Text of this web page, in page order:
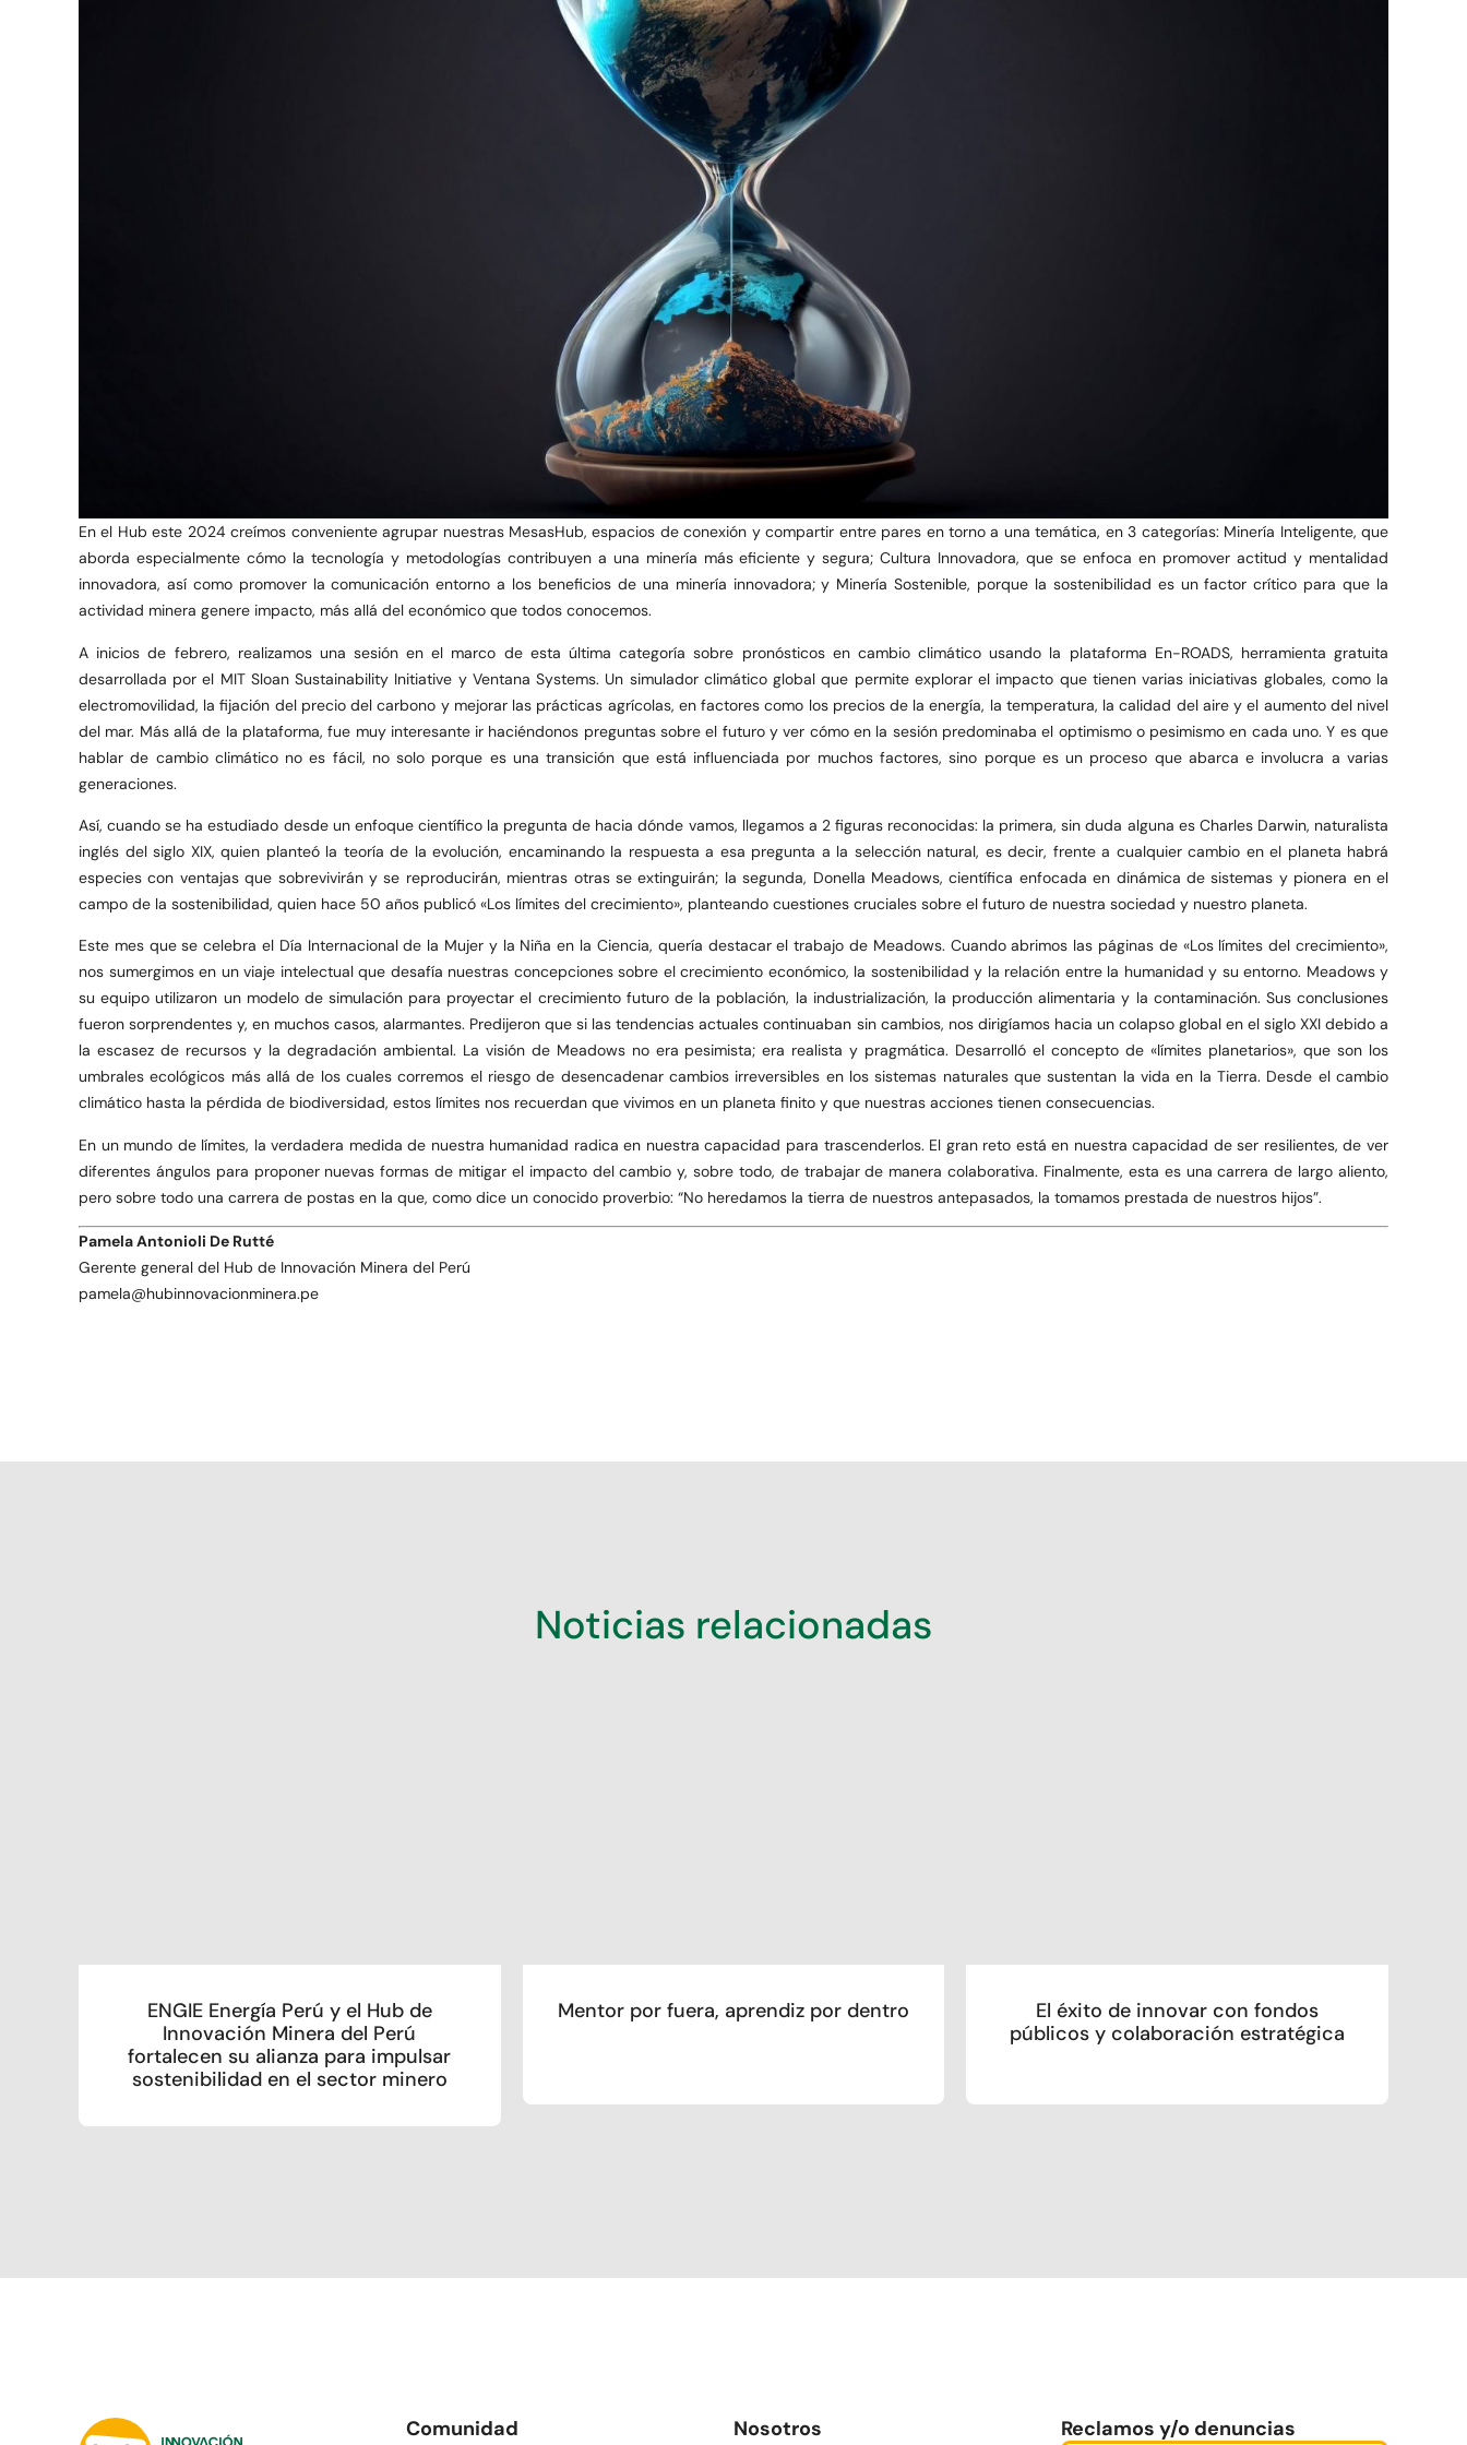
En el Hub este 2024 creímos conveniente agrupar nuestras MesasHub, espacios de conexión y compartir entre pares en torno a una temática, en 3 categorías: Minería Inteligente, que
aborda especialmente cómo la tecnología y metodologías contribuyen a una minería más eficiente y segura; Cultura Innovadora, que se enfoca en promover actitud y mentalidad
innovadora, así como promover la comunicación entorno a los beneficios de una minería innovadora; y Minería Sostenible, porque la sostenibilidad es un factor crítico para que la
actividad minera genere impacto, más allá del económico que todos conocemos.
A inicios de febrero, realizamos una sesión en el marco de esta última categoría sobre pronósticos en cambio climático usando la plataforma En-ROADS, herramienta gratuita
desarrollada por el MIT Sloan Sustainability Initiative y Ventana Systems. Un simulador climático global que permite explorar el impacto que tienen varias iniciativas globales, como la
electromovilidad, la fijación del precio del carbono y mejorar las prácticas agrícolas, en factores como los precios de la energía, la temperatura, la calidad del aire y el aumento del nivel
del mar. Más allá de la plataforma, fue muy interesante ir haciéndonos preguntas sobre el futuro y ver cómo en la sesión predominaba el optimismo o pesimismo en cada uno. Y es que
hablar de cambio climático no es fácil, no solo porque es una transición que está influenciada por muchos factores, sino porque es un proceso que abarca e involucra a varias
generaciones.
Así, cuando se ha estudiado desde un enfoque científico la pregunta de hacia dónde vamos, llegamos a 2 figuras reconocidas: la primera, sin duda alguna es Charles Darwin, naturalista
inglés del siglo XIX, quien planteó la teoría de la evolución, encaminando la respuesta a esa pregunta a la selección natural, es decir, frente a cualquier cambio en el planeta habrá
especies con ventajas que sobrevivirán y se reproducirán, mientras otras se extinguirán; la segunda, Donella Meadows, científica enfocada en dinámica de sistemas y pionera en el
campo de la sostenibilidad, quien hace 50 años publicó «Los límites del crecimiento», planteando cuestiones cruciales sobre el futuro de nuestra sociedad y nuestro planeta.
Este mes que se celebra el Día Internacional de la Mujer y la Niña en la Ciencia, quería destacar el trabajo de Meadows. Cuando abrimos las páginas de «Los límites del crecimiento»,
nos sumergimos en un viaje intelectual que desafía nuestras concepciones sobre el crecimiento económico, la sostenibilidad y la relación entre la humanidad y su entorno. Meadows y
su equipo utilizaron un modelo de simulación para proyectar el crecimiento futuro de la población, la industrialización, la producción alimentaria y la contaminación. Sus conclusiones
fueron sorprendentes y, en muchos casos, alarmantes. Predijeron que si las tendencias actuales continuaban sin cambios, nos dirigíamos hacia un colapso global en el siglo XXI debido a
la escasez de recursos y la degradación ambiental. La visión de Meadows no era pesimista; era realista y pragmática. Desarrolló el concepto de «límites planetarios», que son los
umbrales ecológicos más allá de los cuales corremos el riesgo de desencadenar cambios irreversibles en los sistemas naturales que sustentan la vida en la Tierra. Desde el cambio
climático hasta la pérdida de biodiversidad, estos límites nos recuerdan que vivimos en un planeta finito y que nuestras acciones tienen consecuencias.
En un mundo de límites, la verdadera medida de nuestra humanidad radica en nuestra capacidad para trascenderlos. El gran reto está en nuestra capacidad de ser resilientes, de ver
diferentes ángulos para proponer nuevas formas de mitigar el impacto del cambio y, sobre todo, de trabajar de manera colaborativa. Finalmente, esta es una carrera de largo aliento,
pero sobre todo una carrera de postas en la que, como dice un conocido proverbio: “No heredamos la tierra de nuestros antepasados, la tomamos prestada de nuestros hijos”.
Pamela Antonioli De Rutté
Gerente general del Hub de Innovación Minera del Perú
pamela@hubinnovacionminera.pe
Noticias relacionadas
ENGIE Energía Perú y el Hub de
Innovación Minera del Perú
fortalecen su alianza para impulsar
sostenibilidad en el sector minero
Mentor por fuera, aprendiz por dentro
El éxito de innovar con fondos
públicos y colaboración estratégica
Comunidad Nosotros Reclamos y/o denuncias